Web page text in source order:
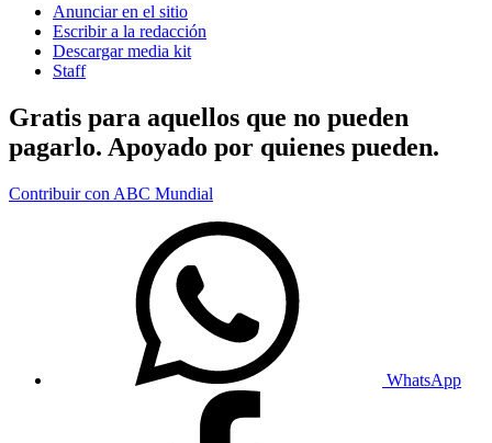
Anunciar en el sitio
Escribir a la redacción
Descargar media kit
Staff
Gratis para aquellos que no pueden
pagarlo. Apoyado por quienes pueden.
Contribuir con ABC Mundial
WhatsApp